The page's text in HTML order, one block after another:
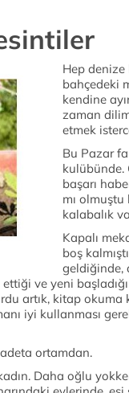
Hep
bahçedeki
kendine
zaman
etmek
Bu Pazar
kulübünde.
başarı
mı
kalabalık
Kapalı
boş
geldiğinde,
ve yeni başladığı
artık, kitap okuma
iyi kullanması
ortamdan.
Daha oğlu